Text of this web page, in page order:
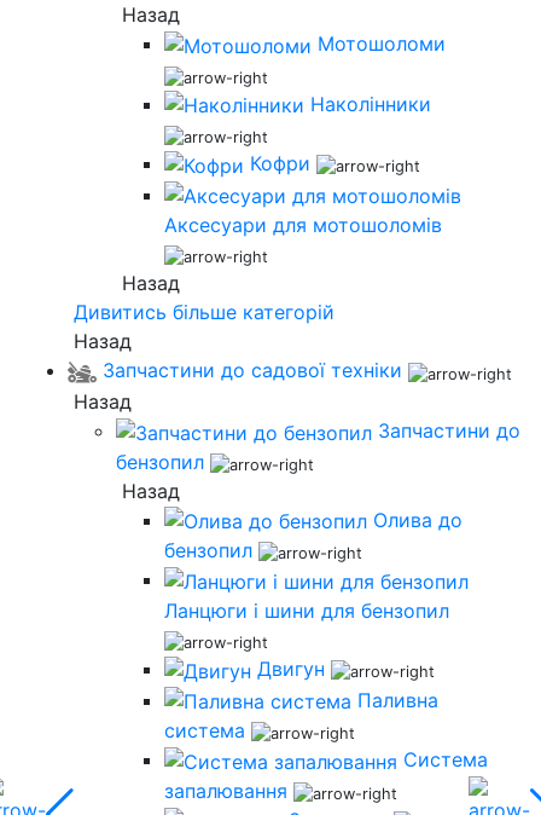
Назад
Мотошоломи
Наколінники
Кофри
Аксесуари для мотошоломів
Назад
Дивитись більше категорій
Назад
Запчастини до садової техніки
Назад
Запчастини до
бензопил
Назад
Олива до
бензопил
Ланцюги і шини для бензопил
Двигун
Паливна
система
Система
запалювання